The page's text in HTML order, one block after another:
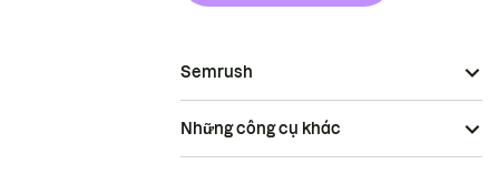
Semrush
Những công cụ khác